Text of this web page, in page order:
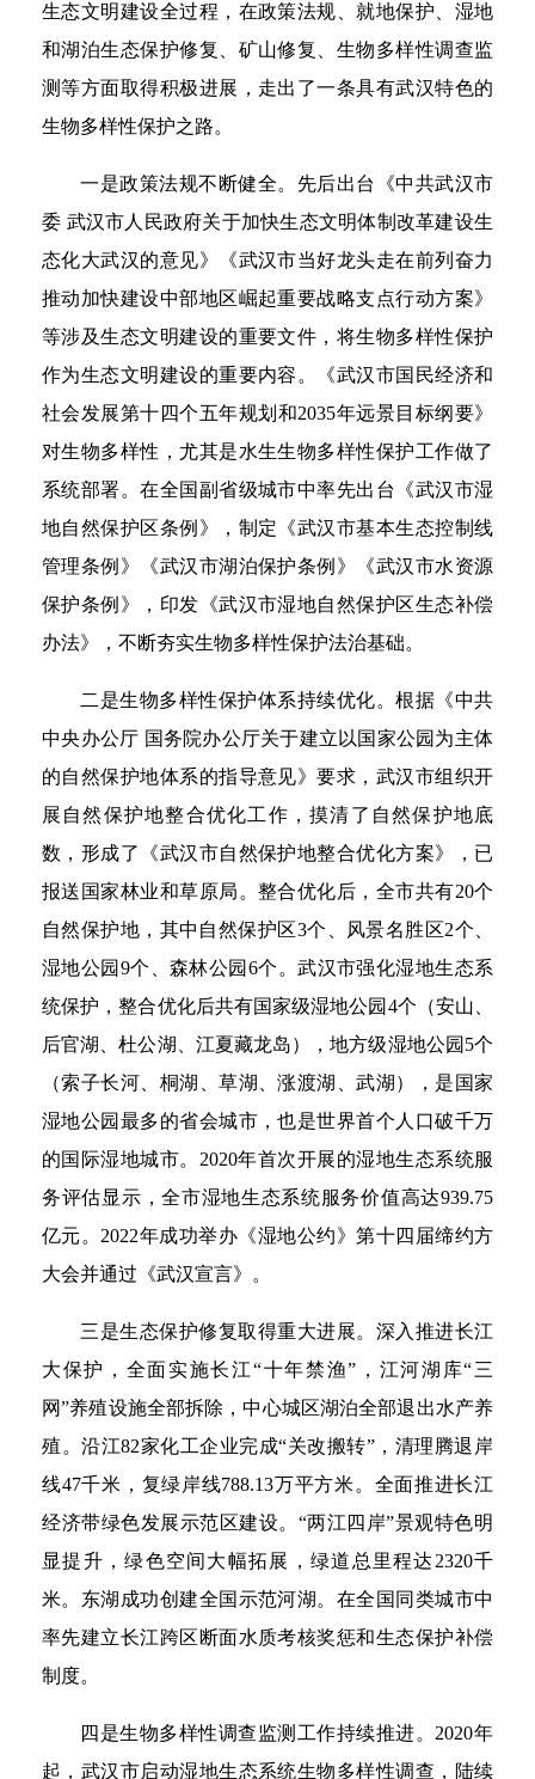
生态文明建设全过程，在政策法规、就地保护、湿地
和湖泊生态保护修复、矿山修复、生物多样性调查监
测等方面取得积极进展，走出了一条具有武汉特色的
生物多样性保护之路。
一是政策法规不断健全。先后出台《中共武汉市
委 武汉市人民政府关于加快生态文明体制改革建设生
态化大武汉的意见》《武汉市当好龙头走在前列奋力
推动加快建设中部地区崛起重要战略支点行动方案》
等涉及生态文明建设的重要文件，将生物多样性保护
作为生态文明建设的重要内容。《武汉市国民经济和
社会发展第十四个五年规划和2035年远景目标纲要》
对生物多样性，尤其是水生生物多样性保护工作做了
系统部署。在全国副省级城市中率先出台《武汉市湿
地自然保护区条例》，制定《武汉市基本生态控制线
管理条例》《武汉市湖泊保护条例》《武汉市水资源
保护条例》，印发《武汉市湿地自然保护区生态补偿
办法》，不断夯实生物多样性保护法治基础。
二是生物多样性保护体系持续优化。根据《中共
中央办公厅 国务院办公厅关于建立以国家公园为主体
的自然保护地体系的指导意见》要求，武汉市组织开
展自然保护地整合优化工作，摸清了自然保护地底
数，形成了《武汉市自然保护地整合优化方案》，已
报送国家林业和草原局。整合优化后，全市共有20个
自然保护地，其中自然保护区3个、风景名胜区2个、
湿地公园9个、森林公园6个。武汉市强化湿地生态系
统保护，整合优化后共有国家级湿地公园4个（安山、
后官湖、杜公湖、江夏藏龙岛），地方级湿地公园5个
（索子长河、桐湖、草湖、涨渡湖、武湖），是国家
湿地公园最多的省会城市，也是世界首个人口破千万
的国际湿地城市。2020年首次开展的湿地生态系统服
务评估显示，全市湿地生态系统服务价值高达939.75
亿元。2022年成功举办《湿地公约》第十四届缔约方
大会并通过《武汉宣言》。
三是生态保护修复取得重大进展。深入推进长江
大保护，全面实施长江“十年禁渔”，江河湖库“三
网”养殖设施全部拆除，中心城区湖泊全部退出水产养
殖。沿江82家化工企业完成“关改搬转”，清理腾退岸
线47千米，复绿岸线788.13万平方米。全面推进长江
经济带绿色发展示范区建设。“两江四岸”景观特色明
显提升，绿色空间大幅拓展，绿道总里程达2320千
米。东湖成功创建全国示范河湖。在全国同类城市中
率先建立长江跨区断面水质考核奖惩和生态保护补偿
制度。
四是生物多样性调查监测工作持续推进。2020年
起，武汉市启动湿地生态系统生物多样性调查，陆续